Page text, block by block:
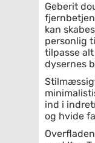
Geberit
kan
personlig
tilpasse
dysernes
ind i
og hvide